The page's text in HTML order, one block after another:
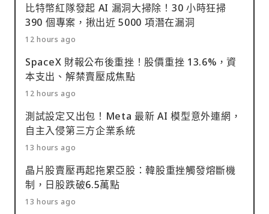
比特幣紅隊發起 AI 漏洞大掃除！30 小時狂掃
390 個專案，揪出近 5000 項潛在漏洞
12 hours ago
SpaceX 財報公布後重挫！股價重挫 13.6%，資
本支出、解禁賣壓成焦點
12 hours ago
測試設定又出包！Meta 最新 AI 模型意外連網，
自主入侵第三方企業系統
13 hours ago
晶片股賣壓再起拖累亞股：韓股重挫觸發熔斷機
制，日股跌破6.5萬點
13 hours ago